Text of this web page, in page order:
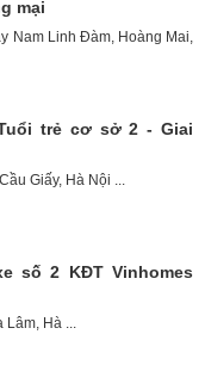
mại
Nam Linh Đàm, Hoàng Mai,
trẻ cơ sở 2 - Giai
Giấy, Hà Nội ...
số 2 KĐT Vinhomes
Lâm, Hà ...